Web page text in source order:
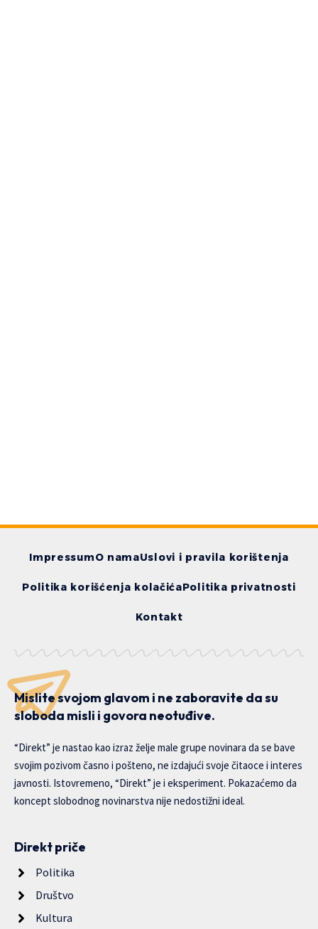
ImpressumO namaUslovi i pravila korištenja
Politika korišćenja kolačićaPolitika privatnosti
Kontakt
Mislite svojom glavom i ne zaboravite da su
sloboda misli i govora neotuđive.
“Direkt” je nastao kao izraz želje male grupe novinara da se bave
svojim pozivom časno i pošteno, ne izdajući svoje čitaoce i interes
javnosti. Istovremeno, “Direkt” je i eksperiment. Pokazaćemo da
koncept slobodnog novinarstva nije nedostižni ideal.
Direkt priče
Politika
Društvo
Kultura